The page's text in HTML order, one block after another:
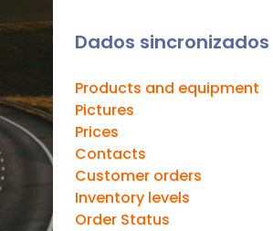
Dados sincronizados
Products and equipment
Pictures
Prices
Contacts
Customer orders
Inventory levels
Order Status